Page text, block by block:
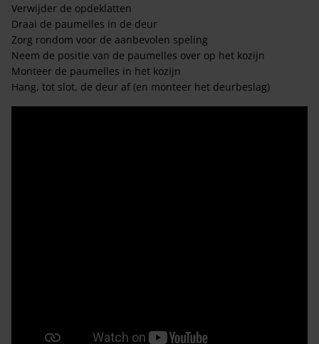
Verwijder de opdeklatten
Draai de paumelles in de deur
Zorg rondom voor de aanbevolen speling
Neem de positie van de paumelles over op het kozijn
Monteer de paumelles in het kozijn
Hang, tot slot, de deur af (en monteer het deurbeslag)